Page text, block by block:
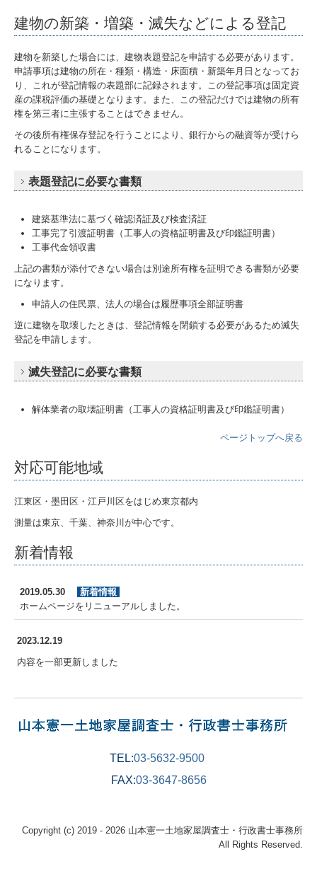
対応可能地域
江東区・墨田区・江戸川区をはじめ東京都内
測量は東京、千葉、神奈川が中心です。
新着情報
2019.05.30
新着情報
ホームページをリニューアルしました。
2023.12.19
内容を一部更新しました
建物の新築・増築・滅失などによる登記
建物を新築した場合には、建物表題登記を申請する必要があります。
申請事項は建物の所在・種類・構造・床面積・新築年月日となってお
り、これが登記情報の表題部に記録されます。この登記事項は固定資
産の課税評価の基礎となります。また、この登記だけでは建物の所有
権を第三者に主張することはできません。
その後所有権保存登記を行うことにより、銀行からの融資等が受けら
れることになります。
表題登記に必要な書類
建築基準法に基づく確認済証及び検査済証
工事完了引渡証明書（工事人の資格証明書及び印鑑証明書）
工事代金領収書
上記の書類が添付できない場合は別途所有権を証明できる書類が必要
になります。
申請人の住民票、法人の場合は履歴事項全部証明書
逆に建物を取壊したときは、登記情報を閉鎖する必要があるため滅失
登記を申請します。
滅失登記に必要な書類
解体業者の取壊証明書（工事人の資格証明書及び印鑑証明書）
ページトップへ戻る
TEL:03-5632-9500
FAX:03-3647-8656
Copyright (c) 2019 - 2026 山本憲一土地家屋調査士・行政書士事務所
All Rights Reserved.